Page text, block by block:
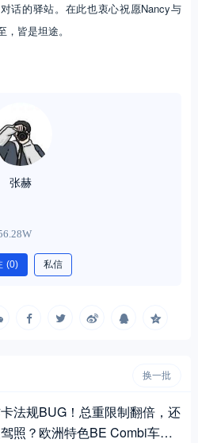
话的驿站。在此也衷心祝愿Nancy与
皆是坦途。
张赫
(0) 私信
换一批
法规BUG！总重限制翻倍，还
照？欧洲特色BE Combi车型